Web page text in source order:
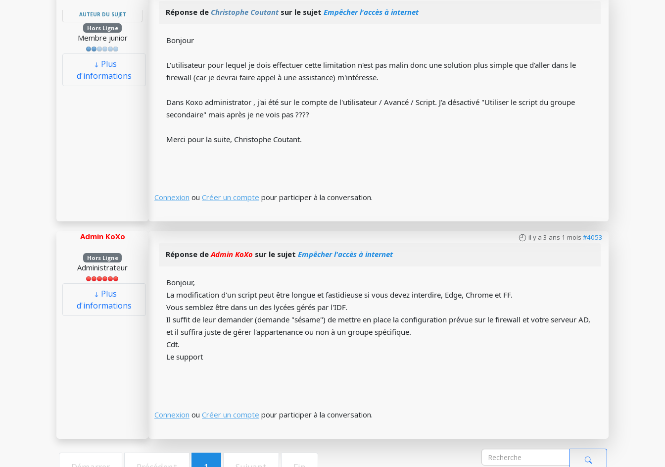
AUTEUR DU SUJET
Hors Ligne
Membre junior
Plus
d'informations
Réponse de Christophe Coutantsur le sujet Empêcher l'accès à internet
Bonjour
L'utilisateur pour lequel je dois effectuer cette limitation n'est pas malin donc une solution plus simple que d'aller dans le
firewall (car je devrai faire appel à une assistance) m'intéresse.
Dans Koxo administrator , j'ai été sur le compte de l'utilisateur / Avancé / Script. J'a désactivé "Utiliser le script du groupe
secondaire" mais après je ne vois pas ????
Merci pour la suite, Christophe Coutant.
Connexion ou Créer un compte pour participer à la conversation.
Admin KoXo
Hors Ligne
Administrateur
Plus
d'informations
il y a 3 ans 1 mois #4053
Réponse deAdmin KoXo sur le sujet Empêcher l'accès à internet
Bonjour,
La modification d'un script peut être longue et fastidieuse si vous devez interdire, Edge, Chrome et FF.
Vous semblez être dans un des lycées gérés par l'IDF.
Il suffit de leur demander (demande "sésame") de mettre en place la configuration prévue sur le firewall et votre serveur AD,
et il suffira juste de gérer l'appartenance ou non à un groupe spécifique.
Cdt.
Le support
Connexion ou Créer un compte pour participer à la conversation.